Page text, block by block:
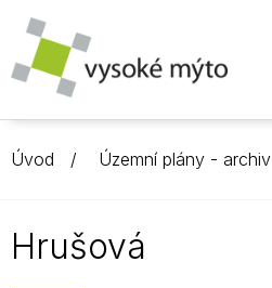
Úvod Územní plány - archiv
Hrušová